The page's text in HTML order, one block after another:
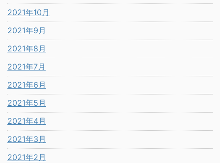
2021年10月
2021年9月
2021年8月
2021年7月
2021年6月
2021年5月
2021年4月
2021年3月
2021年2月